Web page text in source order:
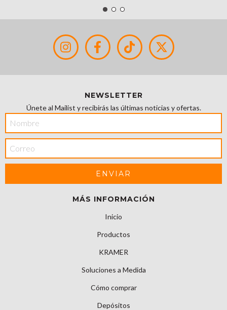
NEWSLETTER
Únete al Mailist y recibirás las últimas noticias y ofertas.
MÁS INFORMACIÓN
Inicio
Productos
KRAMER
Soluciones a Medida
Cómo comprar
Depósitos